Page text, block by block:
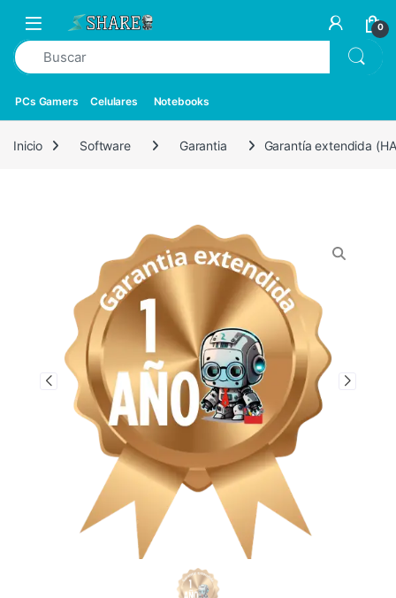
0
PCs Gamers Celulares Notebooks
Inicio Software Garantia Garantía extendida